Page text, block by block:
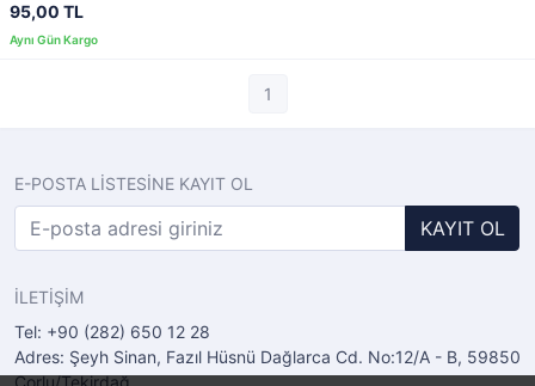
95,00 TL
1
E-POSTA LİSTESİNE KAYIT OL
KAYIT OL
İLETİŞİM
Tel: +90 (282) 650 12 28
Adres: Şeyh Sinan, Fazıl Hüsnü Dağlarca Cd. No:12/A - B, 59850
Çorlu/Tekirdağ